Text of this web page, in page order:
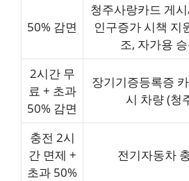
50% 감면
청주사랑카드 게
인구증가 시책 지
조, 자가용
2시간 무
료 + 초과
50% 감면
장기기증등록증
시 차량 (청
충전 2시
간 면제 +
초과 50%
전기자동차